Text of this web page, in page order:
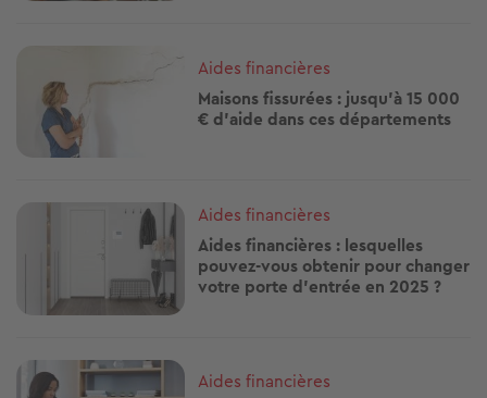
Aides financières
Maisons fissurées : jusqu’à 15 000
€ d’aide dans ces départements
Image
Aides financières
Aides financières : lesquelles
pouvez-vous obtenir pour changer
votre porte d'entrée en 2025 ?
Image
Aides financières